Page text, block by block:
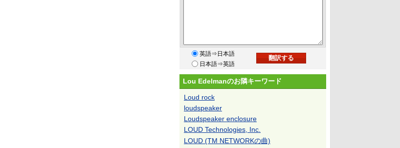
英語⇒日本語
日本語⇒英語
Lou Edelmanのお隣キーワード
Loud rock
loudspeaker
Loudspeaker enclosure
LOUD Technologies, Inc.
LOUD (TM NETWORKの曲)